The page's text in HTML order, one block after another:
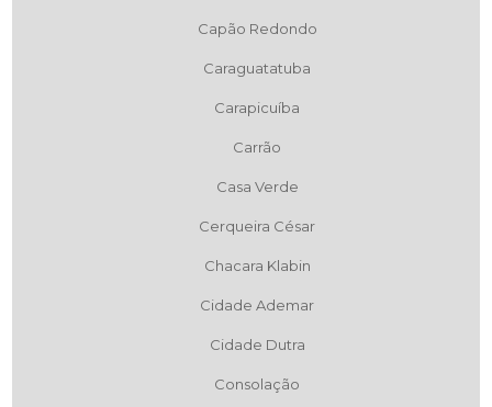
Capão Redondo
Caraguatatuba
Carapicuíba
Carrão
Casa Verde
Cerqueira César
Chacara Klabin
Cidade Ademar
Cidade Dutra
Consolação